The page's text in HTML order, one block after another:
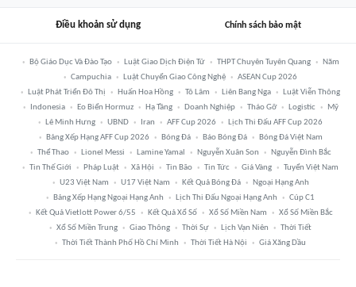
Điều khoản sử dụng Chính sách bảo mật
Bộ Giáo Dục Và Đào Tạo Luật Giao Dịch Điện Tử THPT Chuyên Tuyên Quang
Năm
Campuchia
Luật Chuyển Giao Công Nghệ
ASEAN Cup 2026
Luật Phát Triển Đô Thị
Huấn Hoa Hồng Tô Lâm Liên Bang Nga
Luật Viễn Thông
Indonesia
Eo Biển Hormuz Hạ Tầng Doanh Nghiệp Tháo Gỡ Logistic
Mỹ
Lê Minh Hưng
UBND Iran AFF Cup 2026
Lịch Thi Đấu AFF Cup 2026
Bảng Xếp Hạng AFF Cup 2026
Bóng Đá Báo Bóng Đá
Bóng Đá Việt Nam
Thể Thao
Lionel Messi Lamine Yamal Nguyễn Xuân Son
Nguyễn Đình Bắc
Tin Thế Giới
Pháp Luật Xã Hội Tin Bão Tin Tức Giá Vàng
Tuyển Việt Nam
U23 Việt Nam
U17 Việt Nam Kết Quả Bóng Đá
Ngoại Hạng Anh
Bảng Xếp Hạng Ngoại Hạng Anh
Lịch Thi Đấu Ngoại Hạng Anh
Cúp C1
Kết Quả Vietlott Power 6/55
Kết Quả Xổ Số Xổ Số Miền Nam
Xổ Số Miền Bắc
Xổ Số Miền Trung
Giao Thông Thời Sự Lịch Vạn Niên
Thời Tiết
Thời Tiết Thành Phố Hồ Chí Minh
Thời Tiết Hà Nội Giá Xăng Dầu